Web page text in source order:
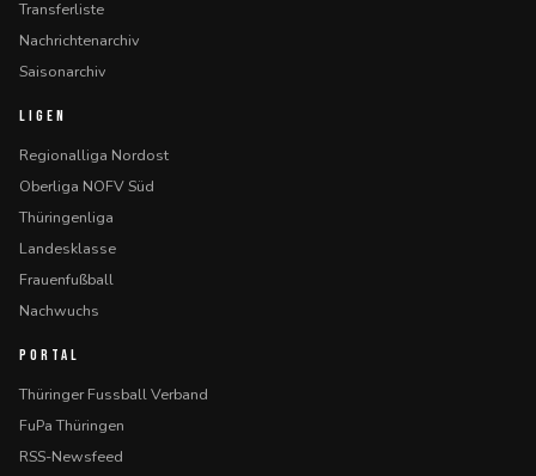
Transferliste
Nachrichtenarchiv
Saisonarchiv
LIGEN
Regionalliga Nordost
Oberliga NOFV Süd
Thüringenliga
Landesklasse
Frauenfußball
Nachwuchs
PORTAL
Thüringer Fussball Verband
FuPa Thüringen
RSS-Newsfeed